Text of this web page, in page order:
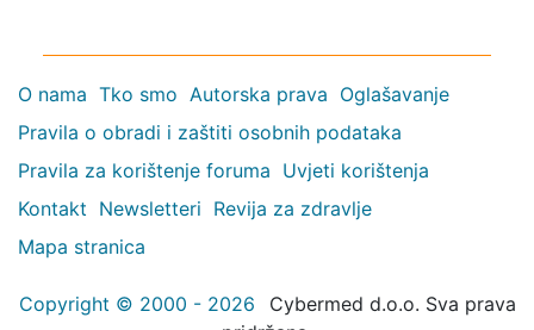
O nama Tko smo Autorska prava Oglašavanje
Pravila o obradi i zaštiti osobnih podataka
Pravila za korištenje foruma Uvjeti korištenja
Kontakt Newsletteri Revija za zdravlje
Mapa stranica
Copyright © 2000 - 2026
Cybermed d.o.o. Sva prava